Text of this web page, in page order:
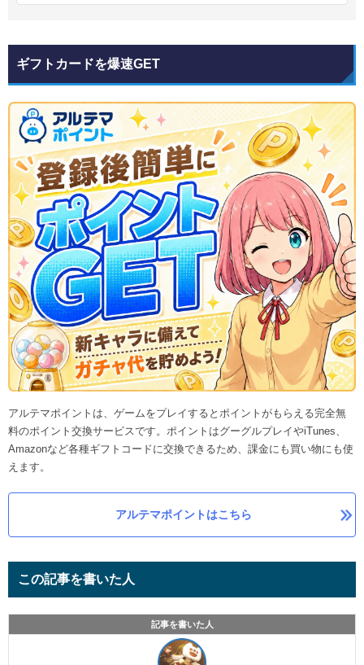
ギフトカードを爆速GET
アルテマポイントは、ゲームをプレイするとポイントがもらえる完全無
料のポイント交換サービスです。ポイントはグーグルプレイやiTunes、
Amazonなど各種ギフトコードに交換できるため、課金にも買い物にも使
えます。
アルテマポイントはこちら
この記事を書いた人
記事を書いた人